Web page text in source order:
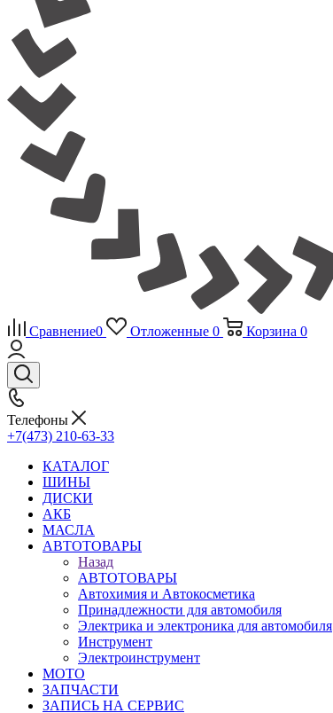
Сравнение0 Отложенные 0 Корзина 0
Телефоны
+7(473) 210-63-33
КАТАЛОГ
ШИНЫ
ДИСКИ
АКБ
МАСЛА
АВТОТОВАРЫ
Назад
АВТОТОВАРЫ
Автохимия и Автокосметика
Принадлежности для автомобиля
Электрика и электроника для автомобиля
Инструмент
Электроинструмент
МОТО
ЗАПЧАСТИ
ЗАПИСЬ НА СЕРВИС